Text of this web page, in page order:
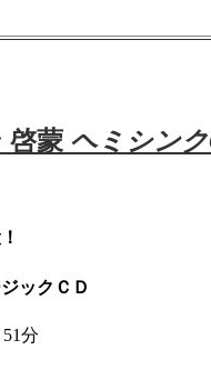
啓蒙 ヘミシン
ックＣＤ
分